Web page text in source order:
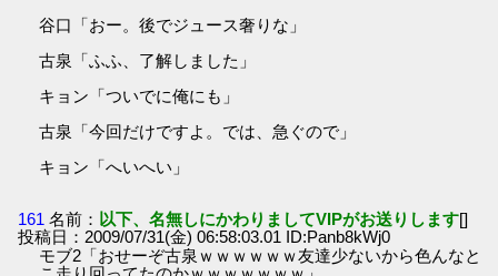
谷口「おー。後でジュース奢りな」
古泉「ふふ、了解しました」
キョン「ついでに俺にも」
古泉「今回だけですよ。では、急ぐので」
キョン「へいへい」
161 名前： 以下、名無しにかわりましてVIPがお送りします[]
投稿日：2009/07/31(金) 06:58:03.01 ID:Panb8kWj0
モブ2「おせーぞ古泉ｗｗｗｗｗｗ友達少ないから色んなと